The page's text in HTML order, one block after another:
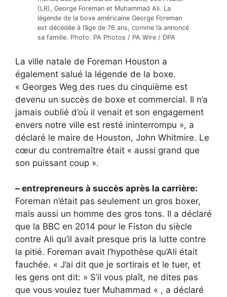
(LR), George Foreman et Muhammad Ali. La
légende de la boxe américaine George Foreman
est décédée à l’âge de 76 ans, comme l’a annoncé
sa famille. Photo: PA Photos / PA Wire / DPA
La ville natale de Foreman Houston a
également salué la légende de la boxe.
« Georges Weg des rues du cinquième est
devenu un succès de boxe et commercial. Il n’a
jamais oublié d’où il venait et son engagement
envers notre ville est resté ininterrompu », a
déclaré le maire de Houston, John Whitmire. Le
cœur du contremaître était « aussi grand que
son puissant coup ».
– entrepreneurs à succès après la carrière:
Foreman n’était pas seulement un gros boxer,
mais aussi un homme des gros tons. Il a déclaré
que la BBC en 2014 pour le Fiston du siècle
contre Ali qu’il avait presque pris la lutte contre
la pitié. Foreman avait l’hypothèse qu’Ali était
fauchée. « J’ai dit que je sortirais et le tuer, et
les gens ont dit: » S’il vous plaît, ne dites pas
que vous voulez tuer Muhammad « , a déclaré